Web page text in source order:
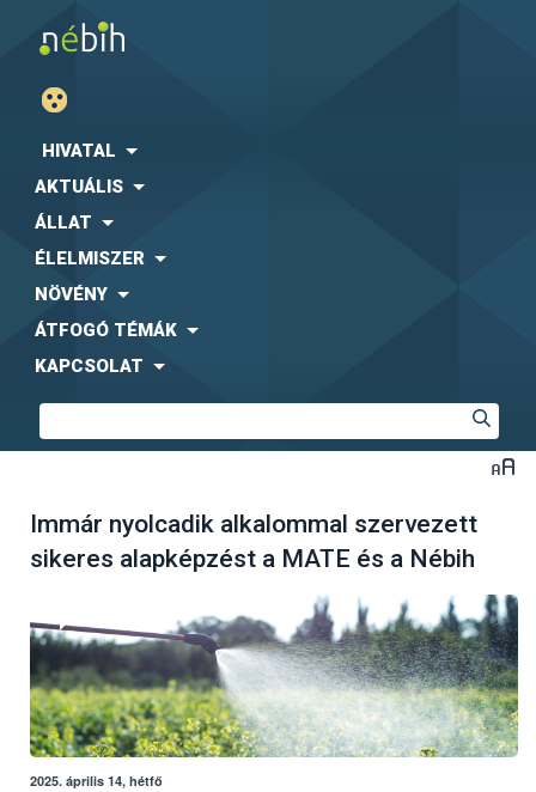
HIVATAL
AKTUÁLIS
ÁLLAT
ÉLELMISZER
NÖVÉNY
ÁTFOGÓ TÉMÁK
KAPCSOLAT
Immár nyolcadik alkalommal szervezett
sikeres alapképzést a MATE és a Nébih
2025. április 14, hétfő